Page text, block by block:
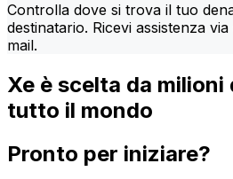
Controlla dove si trova il tuo
destinatario. Ricevi assistenza
mail.
Xe è scelta da milioni
tutto il mondo
Pronto per iniziare?